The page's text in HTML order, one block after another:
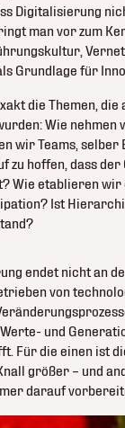
Digitalisierung
man vor zum
Grundlage für
die Themen, die
Wie nehmen
wir Teams, selber
zu hoffen, dass der
Wie etablieren wir
Ist
endet nicht an
von
und
Für die einen ist
größer – und
darauf